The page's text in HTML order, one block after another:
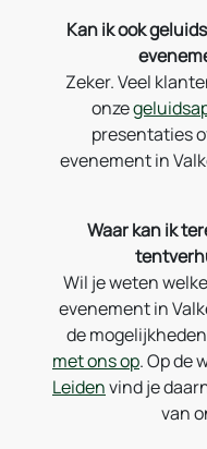
Kan ik ook
Zeker. Veel
onze
presentaties
evenement in
Waar kan ik
Wil je weten
evenement in
de
met ons op. Op de
Leidenvind je
van